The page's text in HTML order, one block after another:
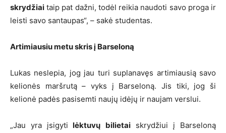
skrydžiai taip pat dažni, todėl reikia naudoti savo proga ir
leisti savo santaupas“, – sakė studentas.
Artimiausiu metu skris į Barseloną
Lukas neslepia, jog jau turi suplanavęs artimiausią savo
kelionės maršrutą – vyks į Barseloną. Jis tiki, jog ši
kelionė padės pasisemti naujų idėjų ir naujam verslui.
„Jau yra įsigyti lėktuvų bilietaiskrydžiui į Barseloną